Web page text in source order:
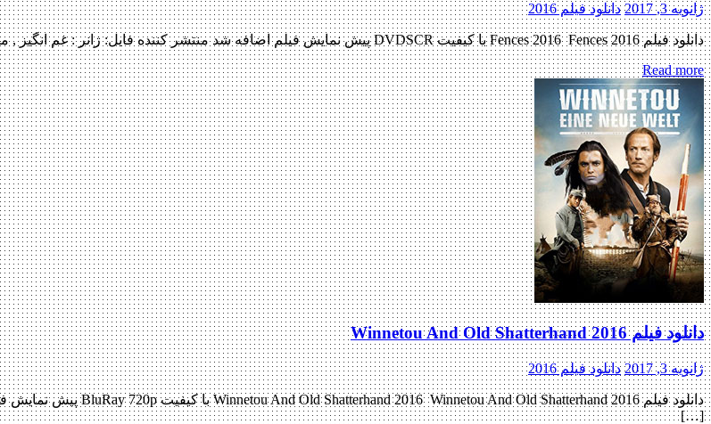
ژانویه 3, 2017 دانلود فیلم 2016
دانلود فیلم Fences 2016 Fences 2016 با کیفیت DVDSCR پیش نمایش فیلم اضافه شد منتشر کننده فایل: ژانر : غم انگیز , ماجرایی , خانوادگی ۸/۱۰ از ۳,۴۸۴ رای مدت زمان : ۱۳۹ دقیقه زبان […]
Read more
دانلود فیلم Winnetou And Old Shatterhand 2016
ژانویه 3, 2017 دانلود فیلم 2016
[…]